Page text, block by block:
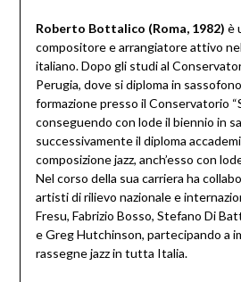
Roberto Bottalico (Roma, 1982) è
compositore e arrangiatore attivo
italiano. Dopo gli studi al
Perugia, dove si diploma in
formazione presso il Conservatorio
conseguendo con lode il biennio in
successivamente il diploma
composizione jazz, anch’esso con
Nel corso della sua carriera ha
artisti di rilievo nazionale e
Fresu, Fabrizio Bosso, Stefano Di
e Greg Hutchinson, partecipando a
rassegne jazz in tutta Italia.